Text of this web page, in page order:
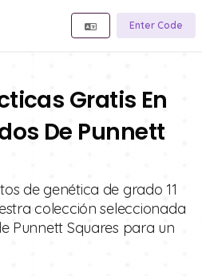
Enter Code
Gratis En
De Punnett
de genética de grado 11
colección seleccionada
Punnett Squares para un